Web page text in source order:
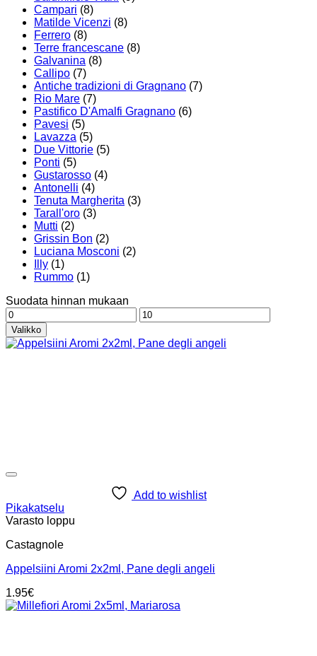
Campari (8)
Matilde Vicenzi (8)
Ferrero (8)
Terre francescane (8)
Galvanina (8)
Callipo (7)
Antiche tradizioni di Gragnano (7)
Rio Mare (7)
Pastifico D'Amalfi Gragnano (6)
Pavesi (5)
Lavazza (5)
Due Vittorie (5)
Ponti (5)
Gustarosso (4)
Antonelli (4)
Tenuta Margherita (3)
Tarall'oro (3)
Mutti (2)
Grissin Bon (2)
Luciana Mosconi (2)
Illy (1)
Rummo (1)
Suodata hinnan mukaan
Minimihinta
Maksimihinta
Valikko
Add to wishlist
Pikakatselu
Varasto loppu
Castagnole
Appelsiini Aromi 2x2ml, Pane degli angeli
1.95€